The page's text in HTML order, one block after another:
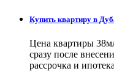
Купить квартиру в
Цена квартиры
сразу после
рассрочка и